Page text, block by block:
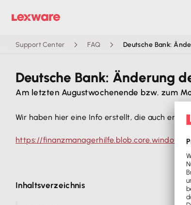
Support Center FAQ Deutsche Bank:
Deutsche Bank: Änderung
Am letzten Augustwochenende bzw. zum
Wir haben hier eine Info erstellt, die auch
https://
Inhaltsverzeichnis